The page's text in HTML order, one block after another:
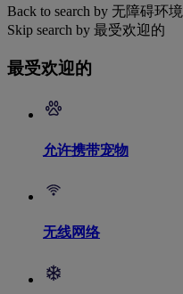
Back to search by 无障碍环境
Skip search by 最受欢迎的
最受欢迎的
允许携带宠物
无线网络